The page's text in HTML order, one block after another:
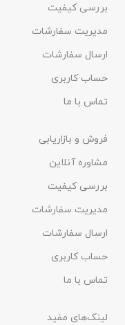
بررسی کیفیت
مدیریت سفارشات
ارسال سفارشات
حساب کاربری
تماس با ما
فروش و بازاریابی
مشاوره آنلاین
بررسی کیفیت
مدیریت سفارشات
ارسال سفارشات
حساب کاربری
تماس با ما
لینک‌های مفید